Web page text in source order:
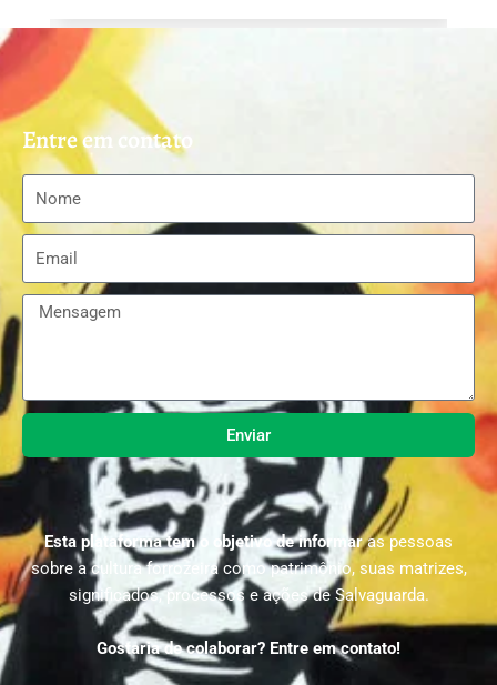
Entre em contato
Enviar
Esta plataforma tem o objetivo de informaras pessoas
sobre a cultura forrozeira como patrimônio, suas matrizes,
significados, processos e ações de Salvaguarda.
Gostaria de colaborar? Entre em contato!